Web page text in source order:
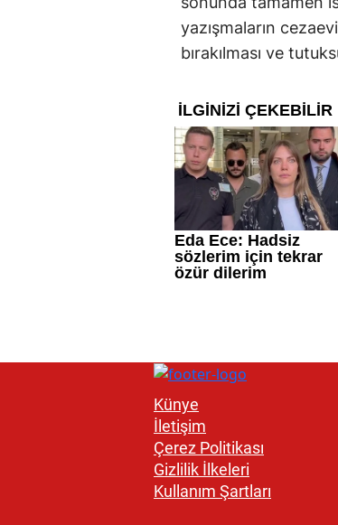
yazışmaların
bırakılması ve
Künye
İletişim
Çerez Politikası
Gizlilik İlkeleri
Kullanım Şartları